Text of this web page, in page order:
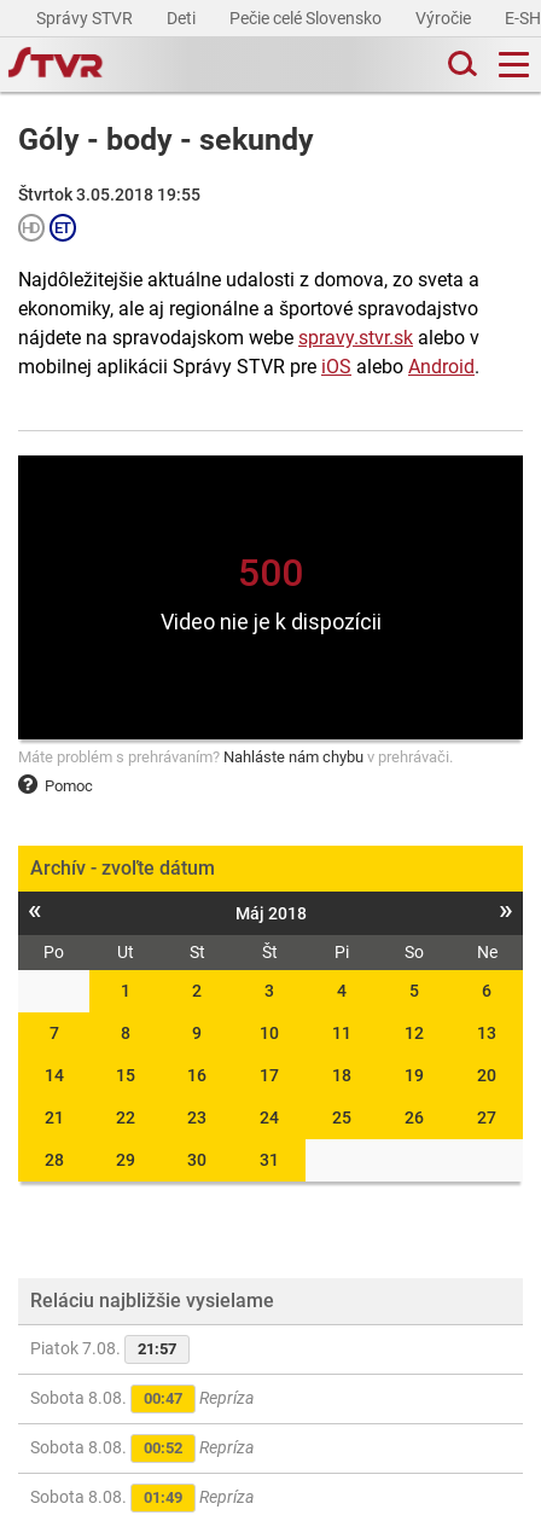
Správy STVR Deti Pečie celé Slovensko Výročie E-
Góly - body - sekundy
Štvrtok 3.05.2018 19:55
Najdôležitejšie aktuálne udalosti z domova, zo sveta a
ekonomiky, ale aj regionálne a športové spravodajstvo
nájdete na spravodajskom webe spravy.stvr.sk alebo v
mobilnej aplikácii Správy STVR pre iOS alebo Android.
Pomoc
Máte problém s prehrávaním? Nahláste nám chybu v prehrávači.
Archív - zvoľte dátum
« Máj 2018 »
Po Ut St Št Pi So
Ne
1
2 3 4 5 6
7 8 9 10 11 12 13
14 15 16 17 18 19 20
21 22 23 24 25 26 27
28 29 30 31
Reláciu najbližšie vysielame
Piatok 7.08. 21:57
Sobota 8.08. 00:47 Repríza
Sobota 8.08. 00:52 Repríza
Sobota 8.08. 01:49 Repríza